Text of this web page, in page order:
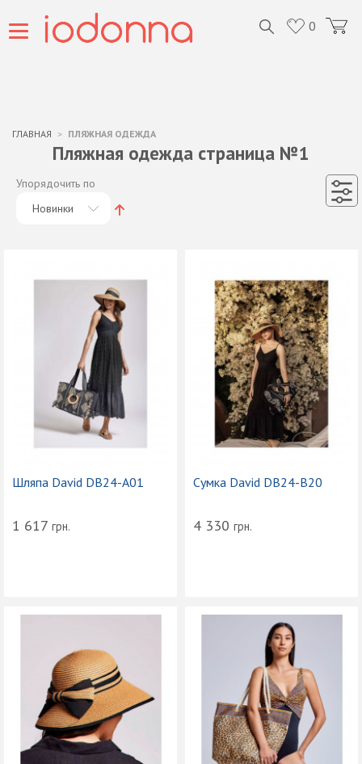
0
ГЛАВНАЯ ПЛЯЖНАЯ ОДЕЖДА
Пляжная одежда страница №1
Упорядочить по
Новинки
Шляпа David DB24-A01
1 617 грн.
Сумка David DB24-B20
4 330 грн.